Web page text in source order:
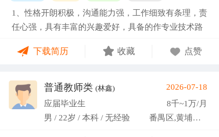
1、性格开朗积极，沟通能力强，工作细致有条理，责
任心强，具有丰富的兴趣爱好，具备的作专业技术路
任班级生活委员与课程助管，多次组织班级篮球、羽
关活动。
下载简历 收藏 点赞
普通教师类 (林鑫)
2026-07-18
应届毕业生
8千~1万/月
男 / 22岁 / 本科 / 无经验
番禺区,黄埔区,越秀区